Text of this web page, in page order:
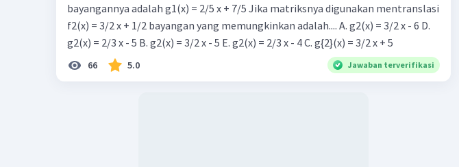
bayangannya adalah g1(x) = 2/5 x + 7/5 Jika matriksnya digunakan mentranslasi
f2(x) = 3/2 x + 1/2 bayangan yang memungkinkan adalah.... A. g2(x) = 3/2 x - 6 D.
g2(x) = 2/3 x - 5 B. g2(x) = 3/2 x - 5 E. g2(x) = 2/3 x - 4 C. g{2}(x) = 3/2 x + 5
66 5.0 Jawaban terverifikasi